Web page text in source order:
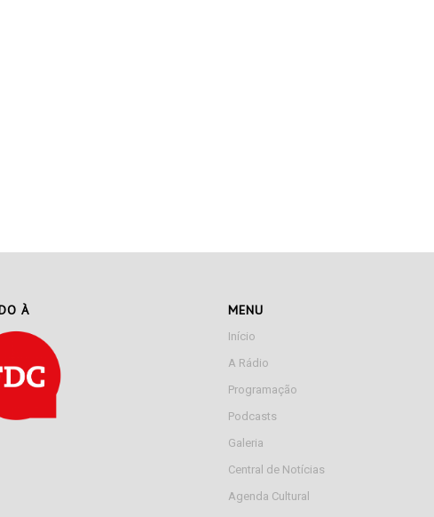
À MENU
Início
A Rádio
Programação
Podcasts
Galeria
Central de Notícias
Agenda Cultural